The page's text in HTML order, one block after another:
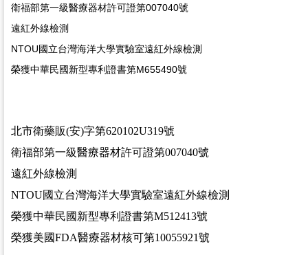
衛福部第一級醫療器材許可證第007040號
遠紅外線檢測
NTOU國立台灣海洋大學實驗室遠紅外線檢測
榮獲中華民國新型專利證書第M655490號
北市衛藥販(安)字第620102U319號
衛福部第一級醫療器材許可證第007040號
遠紅外線檢測
NTOU國立台灣海洋大學實驗室遠紅外線檢測
榮獲中華民國新型專利證書第M512413號
榮獲美國FDA醫療器材核可第10055921號